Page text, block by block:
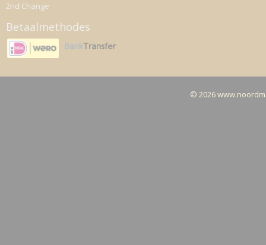
2nd Change
Betaalmethodes
© 2026